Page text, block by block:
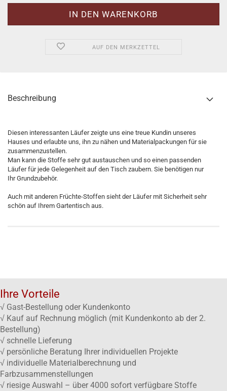
AUF DEN MERKZETTEL
Beschreibung
Diesen interessanten Läufer zeigte uns eine treue Kundin unseres
Hauses und erlaubte uns, ihn zu nähen und Materialpackungen für sie
zusammenzustellen.
Man kann die Stoffe sehr gut austauschen und so einen passenden
Läufer für jede Gelegenheit auf den Tisch zaubern. Sie benötigen nur
Ihr Grundzubehör.
Auch mit anderen Früchte-Stoffen sieht der Läufer mit Sicherheit sehr
schön auf Ihrem Gartentisch aus.
Ihre Vorteile
√ Gast-Bestellung oder Kundenkonto
√ Kauf auf Rechnung möglich (mit Kundenkonto ab der 2.
Bestellung)
√ schnelle Lieferung
√ persönliche Beratung Ihrer individuellen Projekte
√ individuelle Materialberechnung und
Farbzusammenstellungen
√ riesige Auswahl – über 4000 sofort verfügbare Stoffe